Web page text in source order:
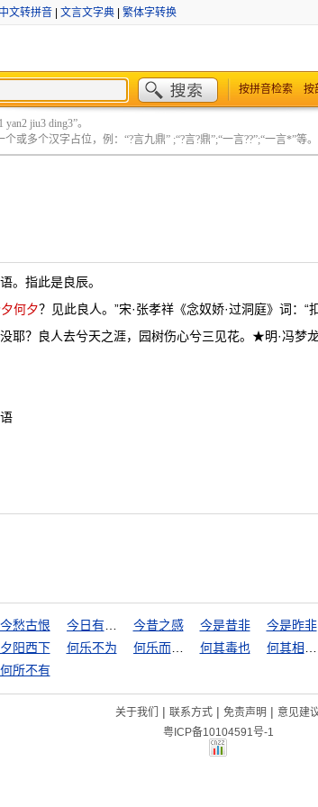
中文转拼音| 文言文字典| 繁体字转换
按拼音检索 按
jiu3 ding3”。
或多个汉字占位，例：“?言九鼎” ;“?言?鼎”;“一言??”;“一言*”等。
。指此是良辰。
何夕？见此良人。”宋·张孝祥《念奴娇·过洞庭》词：“
耶？良人去兮天之涯，园树伤心兮三见花。★明·冯梦
今愁古恨 今日有酒今日醉 今昔之感 今是昔非 今是昨非
夕阳西下 何乐不为 何乐而不为 何其毒也
何所不有
关于我们 | 联系方式 | 免责声明 | 意见建
粤ICP备10104591号-1